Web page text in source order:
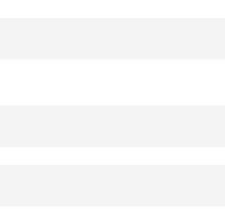
totale en sucres : 40g pour 100g.